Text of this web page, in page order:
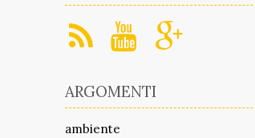
ARGOMENTI
ambiente